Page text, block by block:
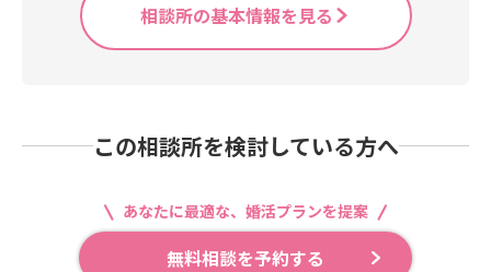
相談所の基本情報を見る
この相談所を検討している方へ
あなたに最適な、婚活プランを提案
無料相談を予約する